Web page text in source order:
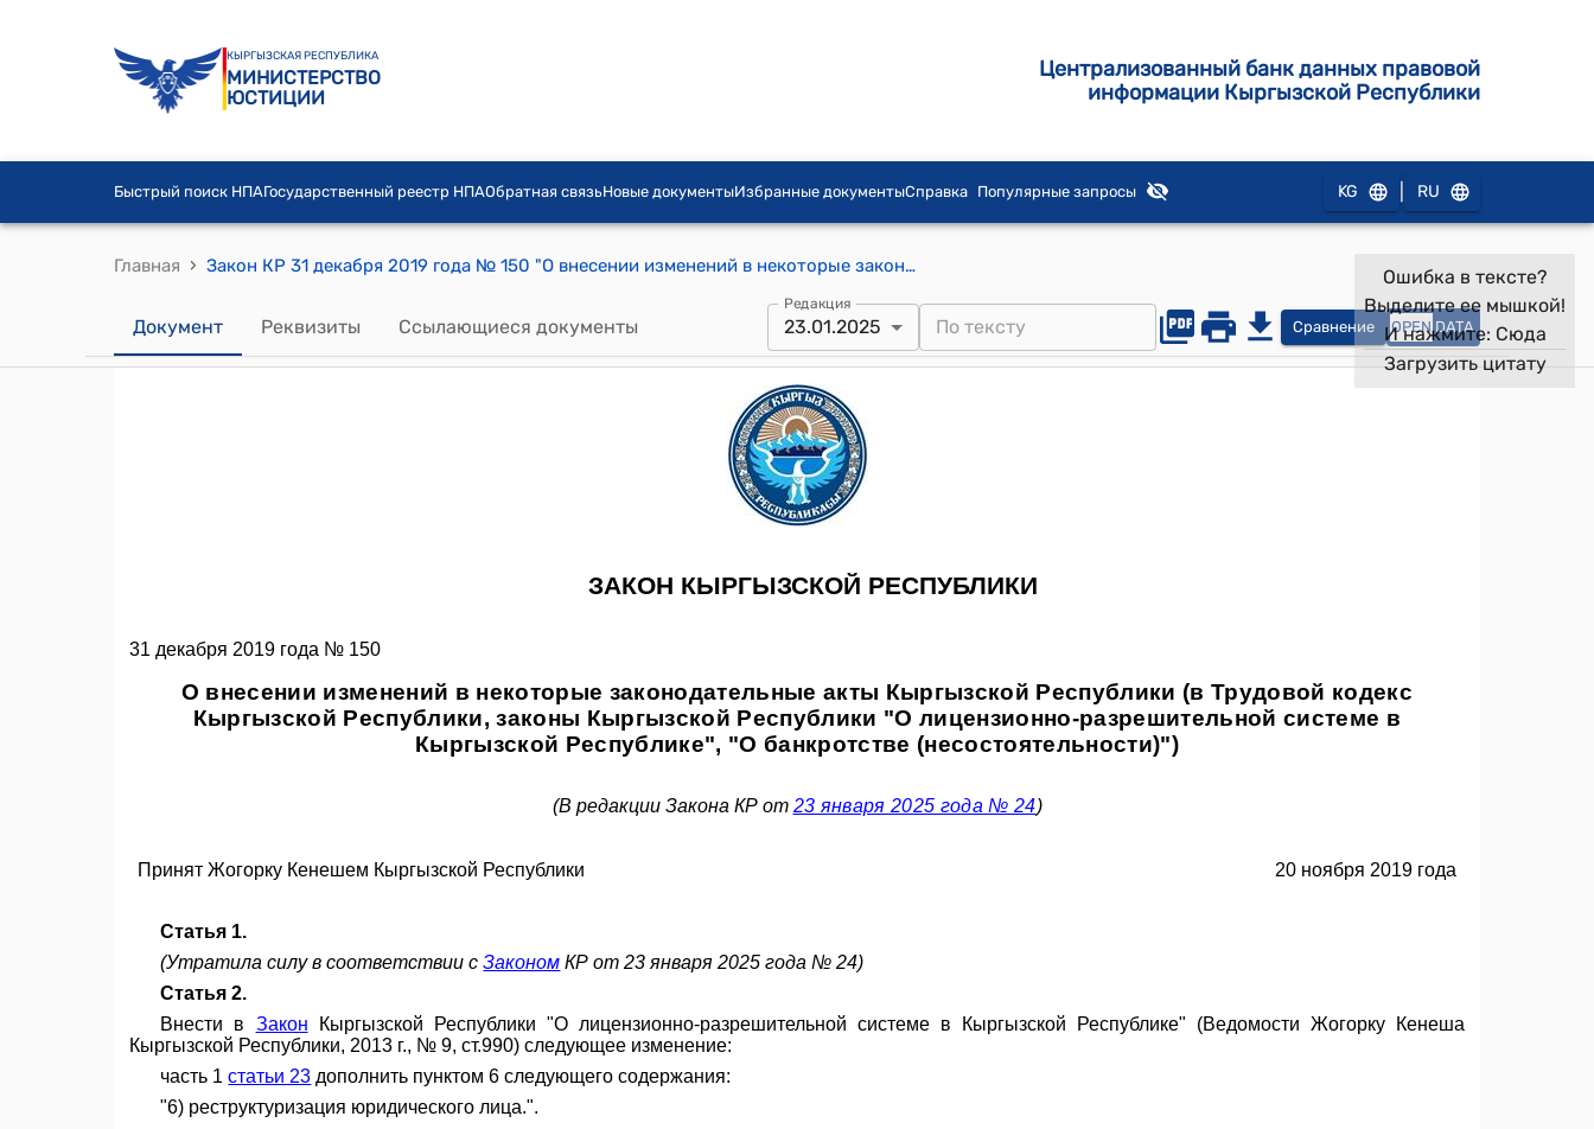
КЫРГЫЗСКАЯ РЕСПУБЛИКА
МИНИСТЕРСТВО
ЮСТИЦИИ
Централизованный банк данных правовой
информации Кыргызской Республики
Быстрый поиск НПАГосударственный реестр НПАОбратная связьНовые документыИзбранные документыСправка Популярные запросы KG RU
Главная › Закон КР 31 декабря 2019 года № 150 "О внесении изменений в некоторые законодательные акты Кыргызской Республики (в Трудовой кодекс Кыргызской Республики, законы Кыргызской Республики "О лицензионно-разрешительной системе в Кыргызской Республике", "О банкротстве (несостоятельности)")"
Документ Реквизиты Ссылающиеся документы
Редакция
23.01.2025 Сравнение OPEN DATA
Ошибка в тексте?
Выделите ее мышкой!
И нажмите: Сюда
Загрузить цитату